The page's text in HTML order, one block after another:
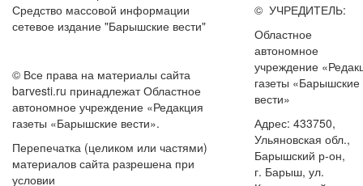
Средство массовой информации
сетевое издание "Барышские вести"
© Все права на материалы сайта
barvesti.ru принадлежат Областное
автономное учреждение «Редакция
газеты «Барышские вести».
Перепечатка (целиком или частями)
материалов сайта разрешена при
условии
© УЧРЕДИТЕЛЬ:
Областное
автономное
учреждение
газеты «Барышские
вести»
Адрес: 433750,
Ульяновская обл.,
Барышский р-он,
г. Барыш, ул.